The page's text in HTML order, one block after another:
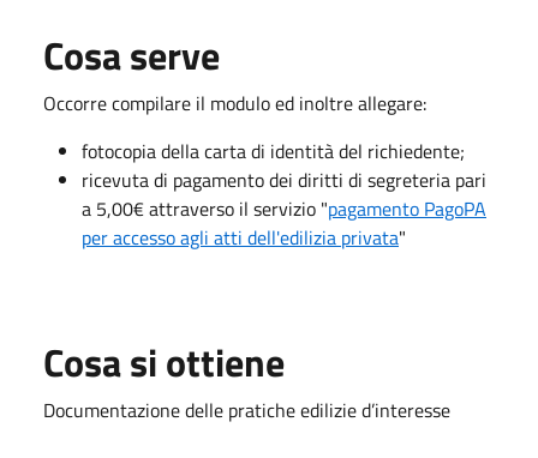
Cosa serve
Occorre compilare il modulo ed inoltre allegare:
fotocopia della carta di identità del richiedente;
ricevuta di pagamento dei diritti di segreteria pari
a 5,00€ attraverso il servizio "pagamento PagoPA
per accesso agli atti dell'edilizia privata"
Cosa si ottiene
Documentazione delle pratiche edilizie d’interesse